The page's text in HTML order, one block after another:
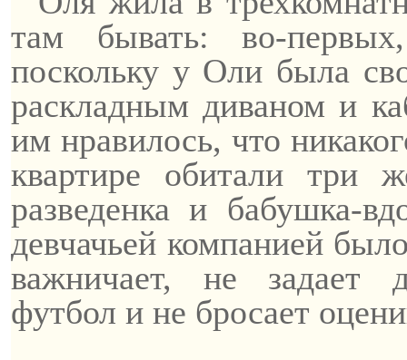
там бывать: во-
поскольку у Оли была
раскладным диваном и
им нравилось, что
квартире обитали
разведенка и бабушка-
девчачьей компанией
важничает, не задает
футбол и не бросает